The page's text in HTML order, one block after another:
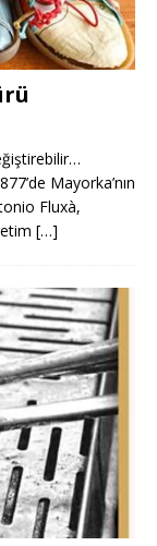
Mayorka’nın
Fluxà,
[…]